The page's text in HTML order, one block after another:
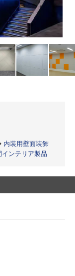
内装用壁面装飾
インテリア製品